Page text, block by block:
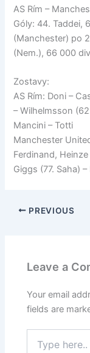
AS Rím –
Góly: 44. Taddei,
(Manchester) po
(Nem.), 66 000
Zostavy:
AS Rím: Doni –
– Wilhelmsson
Mancini – Totti
Manchester
Ferdinand,
Giggs (77. Saha)
PREVIOUS
Leave a
Your email
fields are
here..